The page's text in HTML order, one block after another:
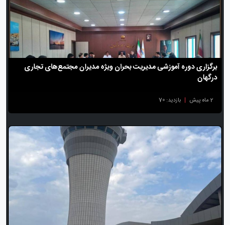
برگزاری دوره آموزشی مدیریت بحران ویژه مدیران مجتمع‌های تجاری
درگهان
2 ماه پیش | بازدید: 70